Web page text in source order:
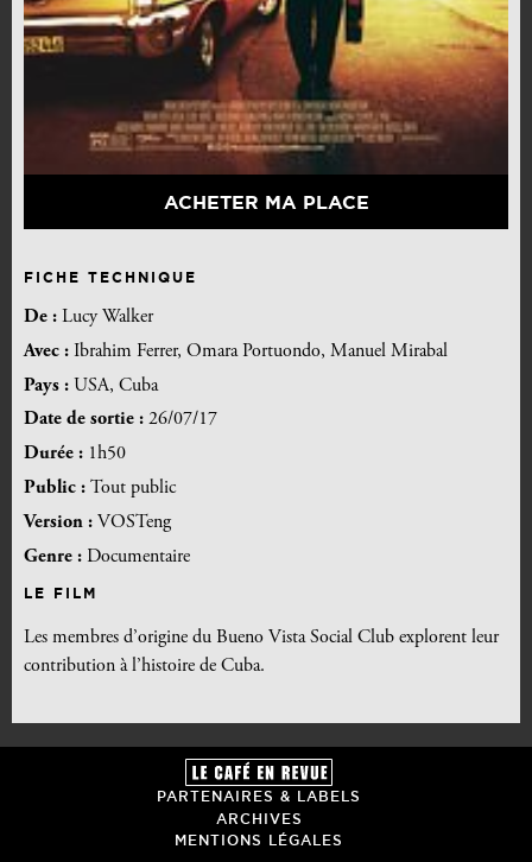
ACHETER MA PLACE
FICHE TECHNIQUE
De : Lucy Walker
Avec : Ibrahim Ferrer, Omara Portuondo, Manuel Mirabal
Pays : USA, Cuba
Date de sortie : 26/07/17
Durée : 1h50
Public : Tout public
Version : VOSTeng
Genre : Documentaire
LE FILM
Les membres d’origine du Bueno Vista Social Club explorent leur
contribution à l’histoire de Cuba.
PARTENAIRES & LABELS
ARCHIVES
MENTIONS LÉGALES